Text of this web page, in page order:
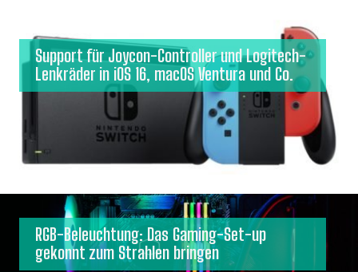
Support für Joycon-Controller und Logitech-
Lenkräder in iOS 16, macOS Ventura und Co.
RGB-Beleuchtung: Das Gaming-Set-up
gekonnt zum Strahlen bringen